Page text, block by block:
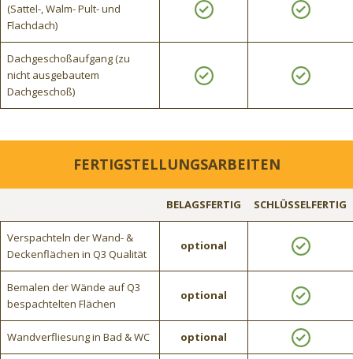
(Sattel-, Walm- Pult- und
Flachdach)
Dachgeschoßaufgang (zu
nicht ausgebautem
Dachgeschoß)
FERTIGSTELLUNGSARBEITEN
BELAGSFERTIG SCHLÜSSELFERTIG
Verspachteln der Wand- &
Deckenflächen in Q3 Qualität
optional
Bemalen der Wände auf Q3
bespachtelten Flächen
optional
Wandverfliesung in Bad & WC optional